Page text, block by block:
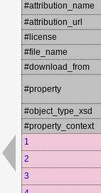
#attribution_name
#attribution_url
#license
#file_name
#download_from
#property
#object_type_xsd
#property_context
1
2
3